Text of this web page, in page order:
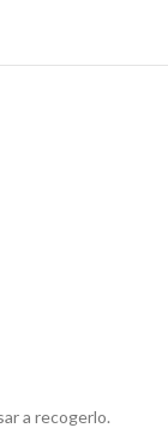
a recogerlo.